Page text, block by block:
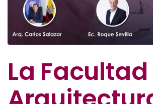
La Facultad